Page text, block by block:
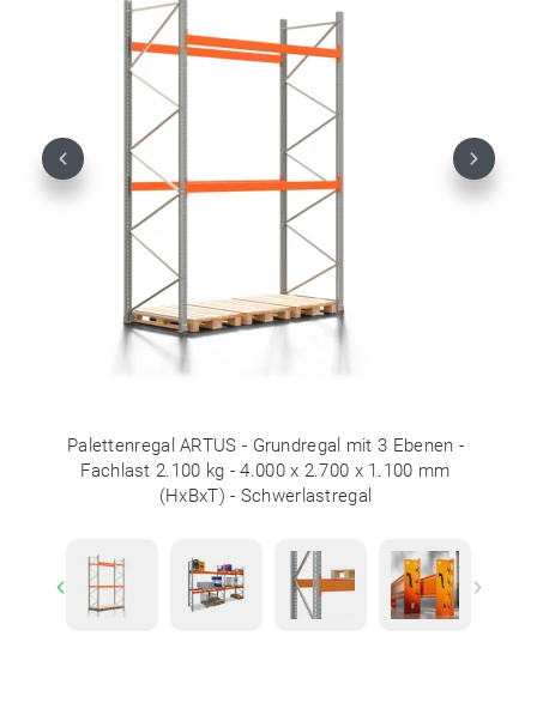
Palettenregal ARTUS - Grundregal mit 3 Ebenen -
Fachlast 2.100 kg - 4.000 x 2.700 x 1.100 mm
(HxBxT) - Schwerlastregal
Previous Next
Previous Next